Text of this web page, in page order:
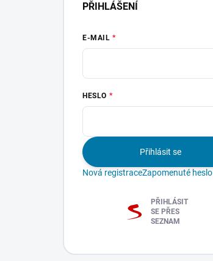
PŘIHLÁŠENÍ
E-MAIL
HESLO
Přihlásit se
Nová registraceZapomenuté heslo
PŘIHLÁSIT
SE PŘES
SEZNAM